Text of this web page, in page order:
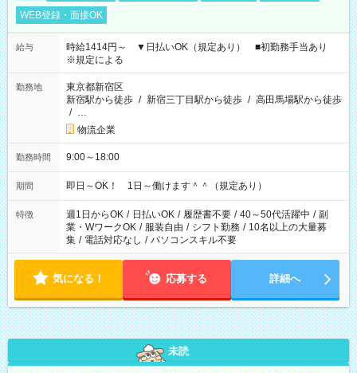
WEB登録・面接OK
給与
時給1414円～ ▼日払いOK（規定あり） ■初勤務手当あり
※規定による
勤務地
東京都新宿区
新宿駅から徒歩 / 新宿三丁目駅から徒歩 / 高田馬場駅から徒歩
/ …
物流企業
勤務時間 9:00～18:00
期間 即日～OK！ 1日～働けます＾＾（規定あり）
特徴 週1日からOK / 日払いOK / 履歴書不要 / 40～50代活躍中 / 副
業・WワークOK / 服装自由 / シフト勤務 / 10名以上の大量募
集 / 電話対応なし / パソコンスキル不要
気になる！ 応募する 詳細へ
未読